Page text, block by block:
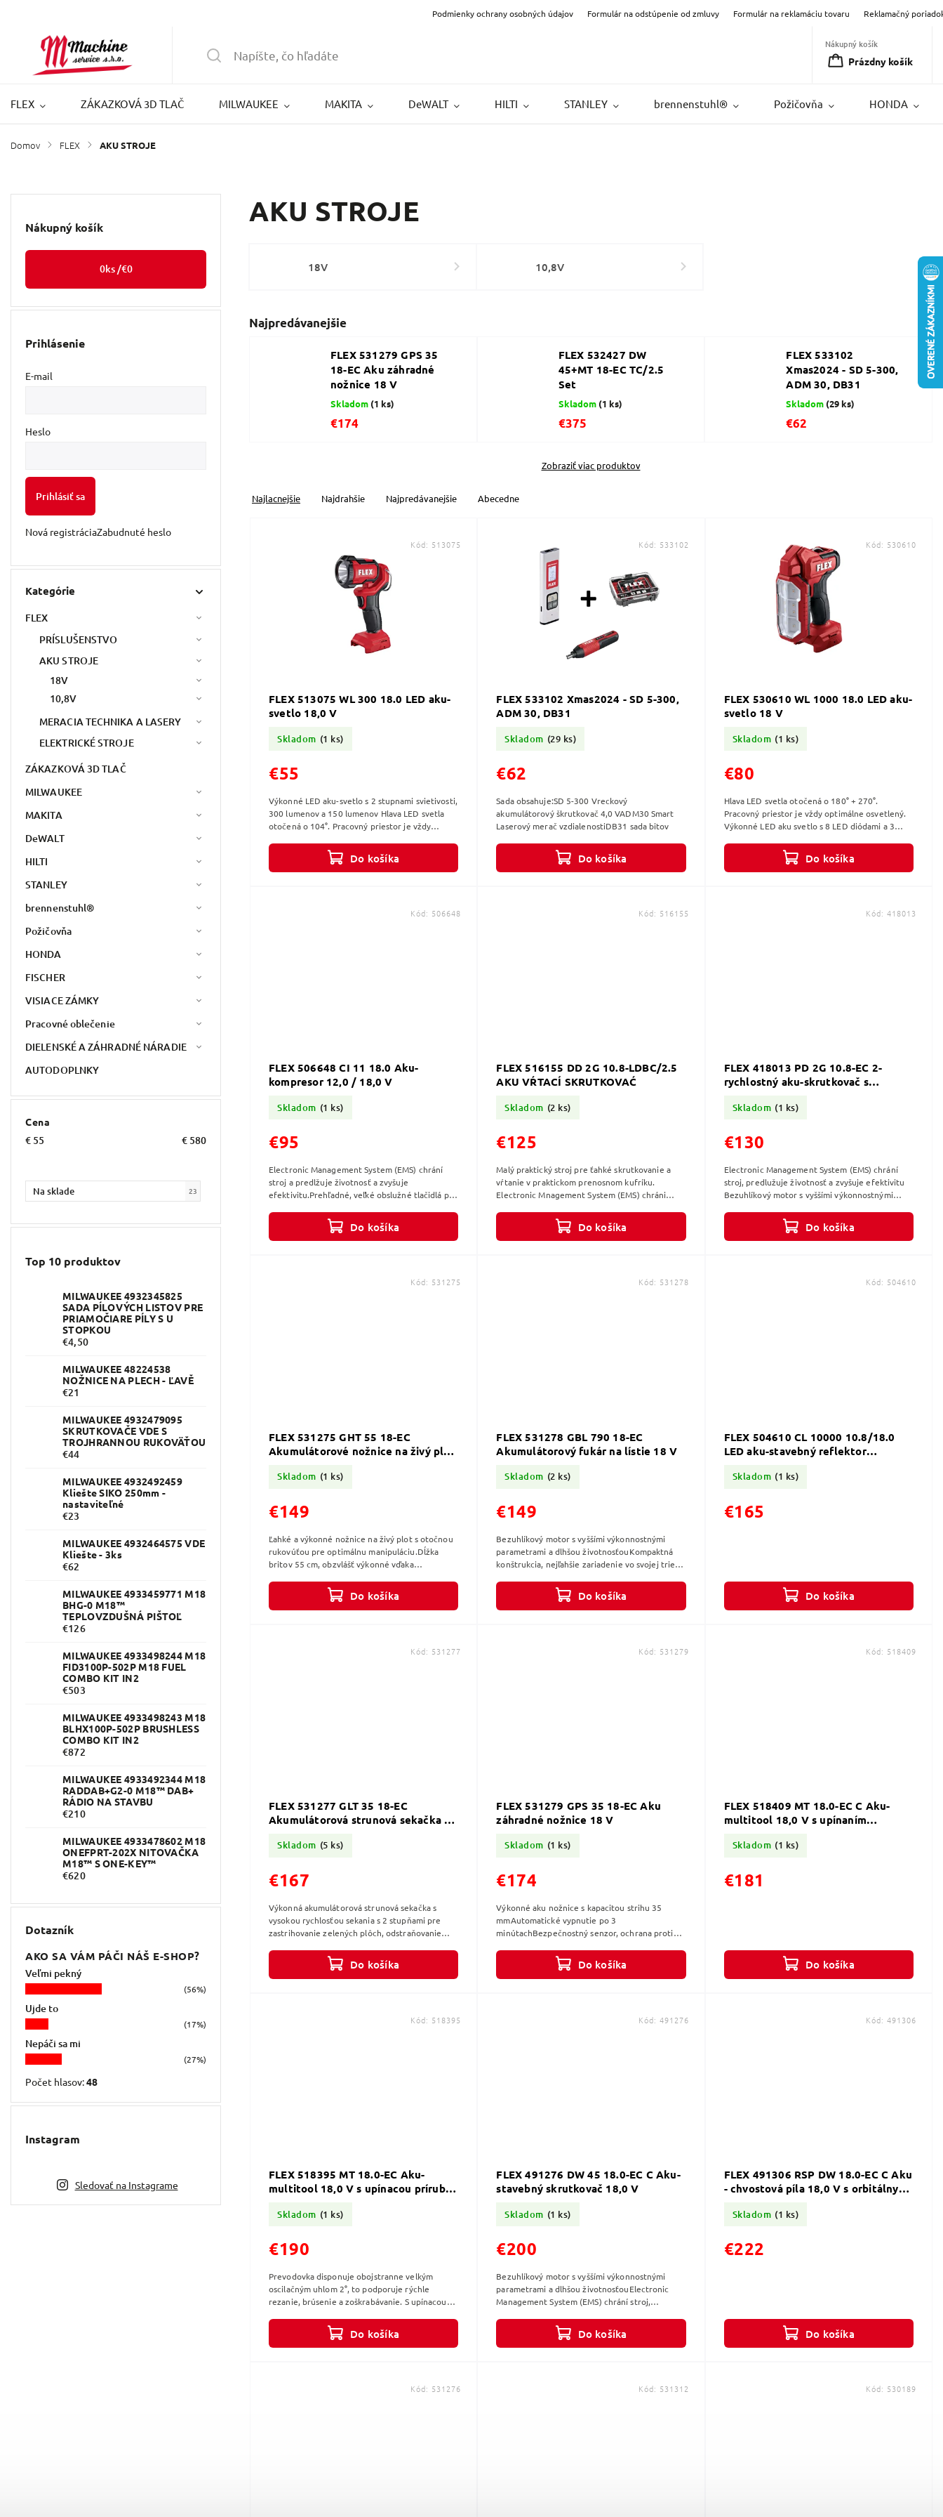
Podmienky ochrany osobných údajov Formulár na odstúpenie od zmluvy Formulár na reklamáciu tovaru Reklamačný
Nákupný košík
Prázdny košík
FLEX ZÁKAZKOVÁ 3D TLAČ MILWAUKEE MAKITA DeWALT HILTI STANLEY brennenstuhl® Požičovňa HONDA
Domov / FLEX / AKU STROJE
Nákupný košík
0ks /€0
Prihlásenie
E-mail
Heslo
Prihlásiť sa
Nová registráciaZabudnuté heslo
Kategórie
FLEX
PRÍSLUŠENSTVO
AKU STROJE
18V
10,8V
MERACIA TECHNIKA A LASERY
ELEKTRICKÉ STROJE
ZÁKAZKOVÁ 3D TLAČ
MILWAUKEE
MAKITA
DeWALT
HILTI
STANLEY
brennenstuhl®
Požičovňa
HONDA
FISCHER
VISIACE ZÁMKY
Pracovné oblečenie
DIELENSKÉ A ZÁHRADNÉ NÁRADIE
AUTODOPLNKY
Cena
€ 55 € 580
Na sklade 23
Top 10 produktov
MILWAUKEE 4932345825
SADA PÍLOVÝCH LISTOV PRE
PRIAMOČIARE PÍLY S U
STOPKOU
€4,50
MILWAUKEE 48224538
NOŽNICE NA PLECH - ĽAVĚ
€21
MILWAUKEE 4932479095
SKRUTKOVAČE VDE S
TROJHRANNOU RUKOVÄŤOU
€44
MILWAUKEE 4932492459
Kliešte SIKO 250mm -
nastaviteľné
€23
MILWAUKEE 4932464575 VDE
Kliešte - 3ks
€62
MILWAUKEE 4933459771 M18
BHG-0 M18™
TEPLOVZDUŠNÁ PIŠTOĽ
€126
MILWAUKEE 4933498244 M18
FID3100P-502P M18 FUEL
COMBO KIT IN2
€503
MILWAUKEE 4933498243 M18
BLHX100P-502P BRUSHLESS
COMBO KIT IN2
€872
MILWAUKEE 4933492344 M18
RADDAB+G2-0 M18™ DAB+
RÁDIO NA STAVBU
€210
MILWAUKEE 4933478602 M18
ONEFPRT-202X NITOVAČKA
M18™ S ONE-KEY™
€620
Dotazník
AKO SA VÁM PÁČI NÁŠ E-SHOP?
Veľmi pekný
(56%)
Ujde to
(17%)
Nepáči sa mi
(27%)
Počet hlasov:48
Instagram
Sledovať na Instagrame
AKU STROJE
18V 10,8V
Najpredávanejšie
FLEX 531279 GPS 35
18-EC Aku záhradné
nožnice 18 V
Skladom (1 ks)
€174
FLEX 532427 DW
45+MT 18-EC TC/2.5
Set
Skladom (1 ks)
€375
FLEX 533102
Xmas2024 - SD 5-300,
ADM 30, DB31
Skladom (29 ks)
€62
Zobraziť viac produktov
Najlacnejšie Najdrahšie Najpredávanejšie Abecedne
FLEX 513075 WL 300 18.0 LED aku-
svetlo 18,0 V
Skladom (1 ks)
€55
Do košíka
Výkonné LED aku-svetlo s 2 stupnami svietivosti,
300 lumenov a 150 lumenov Hlava LED svetla
otočená o 104°. Pracovný priestor je vždy
Kód: 513075
FLEX 533102 Xmas2024 - SD 5-300,
ADM 30, DB31
Skladom (29 ks)
€62
Do košíka
Sada obsahuje:SD 5-300 Vreckový
akumulátorový škrutkovač 4,0 VADM30 Smart
Laserový merač vzdialenostiDB31 sada bitov
Kód: 533102
FLEX 530610 WL 1000 18.0 LED aku-
svetlo 18 V
Skladom (1 ks)
€80
Do košíka
Hlava LED svetla otočená o 180° + 270°.
Pracovný priestor je vždy optimálne osvetlený.
Výkonné LED aku svetlo s 8 LED diódami a 3
Kód: 530610
FLEX 506648 CI 11 18.0 Aku-
kompresor 12,0 / 18,0 V
Skladom (1 ks)
€95
Do košíka
Electronic Management System (EMS) chrání
stroj a predlžuje životnosť a zvyšuje
efektivitu.Prehľadné, veľké obslužné tlačidlá pre
Kód: 506648
FLEX 516155 DD 2G 10.8-LDBC/2.5
AKU VŔTACÍ SKRUTKOVAĆ
Skladom (2 ks)
€125
Do košíka
Malý praktický stroj pre ťahké skrutkovanie a
vŕtanie v praktickom prenosnom kufríku.
Electronic Mnagement System (EMS) chráni
Kód: 516155
FLEX 418013 PD 2G 10.8-EC 2-
rychlostný aku-skrutkovač s
Skladom (1 ks)
€130
Do košíka
Electronic Management System (EMS) chrání
stroj, predlužuje životnosť a zvyšuje efektivitu
Bezuhlíkový motor s vyššími výkonnostnými
Kód: 418013
FLEX 531275 GHT 55 18-EC
Akumulátorové nožnice na živý plot
Skladom (1 ks)
€149
Do košíka
Ľahké a výkonné nožnice na živý plot s otočnou
rukovúťou pre optimálnu manipuláciu.Dĺžka
britov 55 cm, obzvlášť výkonné vďaka
Kód: 531275
FLEX 531278 GBL 790 18-EC
Akumulátorový fukár na lístie 18 V
Skladom (2 ks)
€149
Do košíka
Bezuhlíkový motor s vyššími výkonnostnými
parametrami a dlhšou životnosťouKompaktná
konštrukcia, nejľahšie zariadenie vo svojej triede
Kód: 531278
FLEX 504610 CL 10000 10.8/18.0
LED aku-stavebný reflektor
Skladom (1 ks)
€165
Do košíka
Kód: 504610
FLEX 531277 GLT 35 18-EC
Akumulátorová strunová sekačka 18
Skladom (5 ks)
€167
Do košíka
Výkonná akumulátorová strunová sekačka s
vysokou rychlosťou sekania s 2 stupňami pre
zastrihovanie zelených plôch, odstraňovanie
Kód: 531277
FLEX 531279 GPS 35 18-EC Aku
záhradné nožnice 18 V
Skladom (1 ks)
€174
Do košíka
Výkonné aku nožnice s kapacitou strihu 35
mmAutomatické vypnutie po 3
minútachBezpečnostný senzor, ochrana proti
Kód: 531279
FLEX 518409 MT 18.0-EC C Aku-
multitool 18,0 V s upínaním
Skladom (1 ks)
€181
Do košíka
Kód: 518409
FLEX 518395 MT 18.0-EC Aku-
multitool 18,0 V s upínacou prírubou
Skladom (1 ks)
€190
Do košíka
Prevodovka disponuje obojstranne velkým
oscilačným uhlom 2°, to podporuje rýchle
rezanie, brúsenie a zoškrabávanie. S upínacou
mechanismom...
Kód: 518395
FLEX 491276 DW 45 18.0-EC C Aku-
stavebný skrutkovač 18,0 V
Skladom (1 ks)
€200
Do košíka
Bezuhlíkový motor s vyššími výkonnostnými
parametrami a dlhšou životnosťouElectronic
Management System (EMS) chrání stroj,
Kód: 491276
FLEX 491306 RSP DW 18.0-EC C Aku
- chvostová píla 18,0 V s orbitálnym
Skladom (1 ks)
€222
Do košíka
Kód: 491306
Kód: 531276 Kód: 531312 Kód: 530189